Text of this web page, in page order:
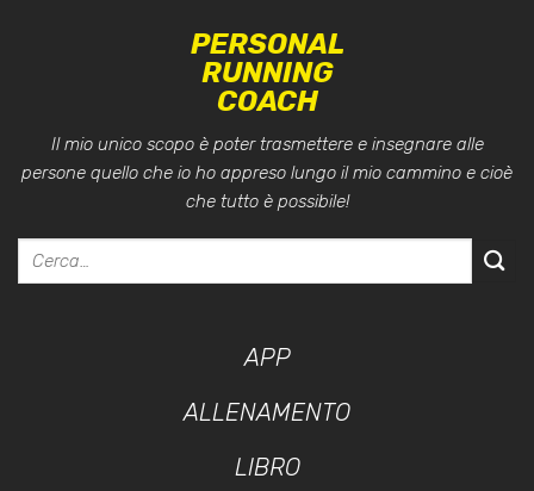
PERSONAL
RUNNING
COACH
Il mio unico scopo è poter trasmettere e insegnare alle
persone quello che io ho appreso lungo il mio cammino e cioè
che tutto è possibile!
APP
ALLENAMENTO
LIBRO